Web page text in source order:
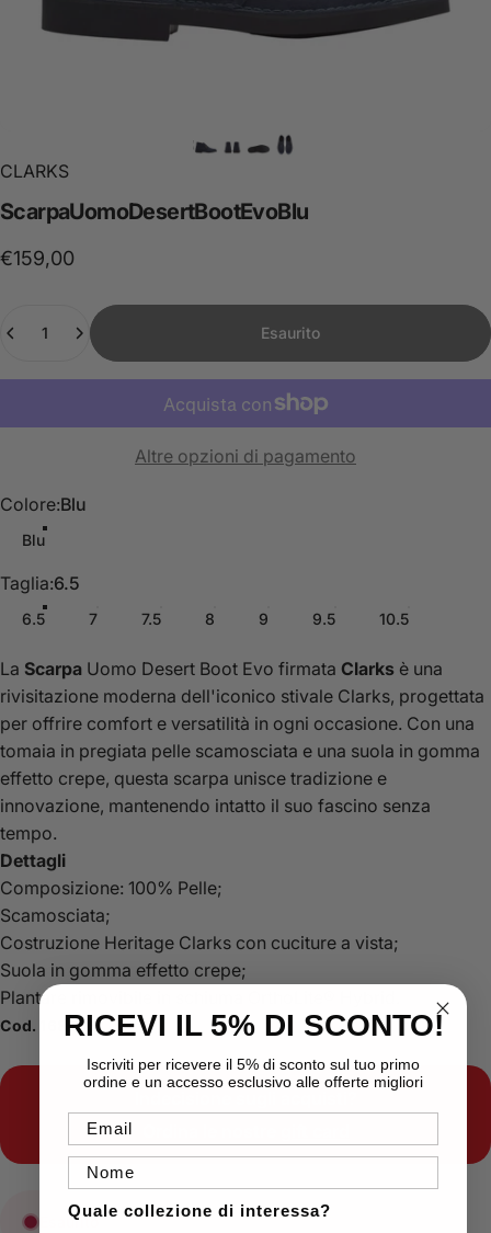
CLARKS
ScarpaUomoDesertBootEvoBlu
€159,00
Esaurito
Altre opzioni di pagamento
Colore
Colore:Blu
Blu
Taglia
Taglia:6.5
6.5 7 7.5 8 9 9.5 10.5
La Scarpa Uomo Desert Boot Evo firmata Clarks è una
rivisitazione moderna dell'iconico stivale Clarks, progettata
per offrire comfort e versatilità in ogni occasione. Con una
tomaia in pregiata pelle scamosciata e una suola in gomma
effetto crepe, questa scarpa unisce tradizione e
innovazione, mantenendo intatto il suo fascino senza
tempo.
Dettagli
Composizione: 100% Pelle;
Scamosciata;
Costruzione Heritage Clarks con cuciture a vista;
Suola in gomma effetto crepe;
Plantare rimovibile in schiuma OrthoLite® Hybrid.
Cod. 168085
Esaurito
RICEVI IL 5% DI SCONTO!
Iscriviti per ricevere il 5% di sconto sul tuo primo
ordine e un accesso esclusivo alle offerte migliori
Email
Nome
Quale collezione di interessa?